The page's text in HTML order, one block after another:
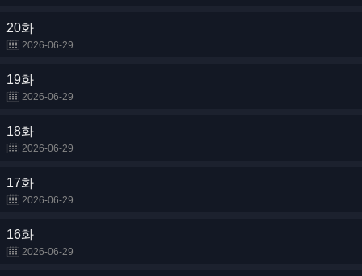
20화
2026-06-29
19화
2026-06-29
18화
2026-06-29
17화
2026-06-29
16화
2026-06-29